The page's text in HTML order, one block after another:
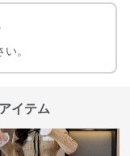
。
イテム